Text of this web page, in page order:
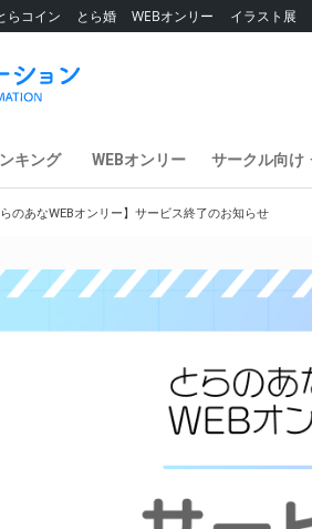
らコイン とら婚 WEBオンリー イラスト展
キング WEBオンリー サークル向け
らのあなWEBオンリー】サービス終了のお知らせ